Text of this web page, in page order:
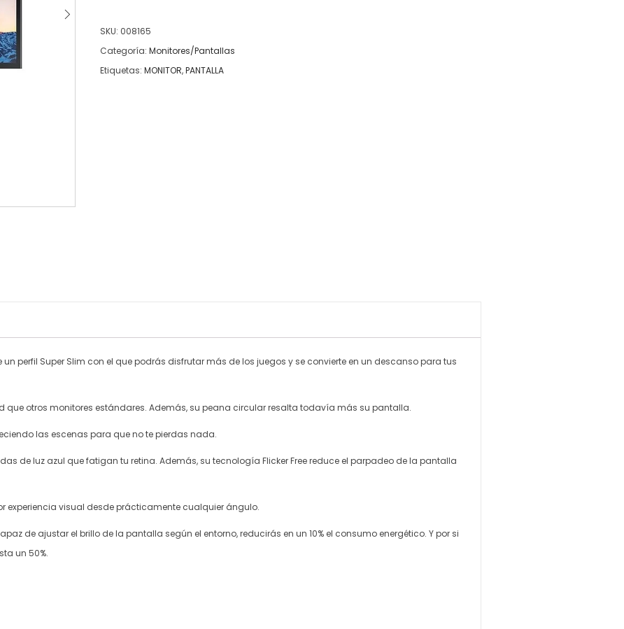
SKU: 008165
Categoría: Monitores/Pantallas
Etiquetas: MONITOR,PANTALLA
un perfil Super Slim con el que podrás disfrutar más de los juegos y se convierte en un descanso para tus
otros monitores estándares. Además, su peana circular resalta todavía más su pantalla.
las escenas para que no te pierdas nada.
de luz azul que fatigan tu retina. Además, su tecnología Flicker Free reduce el parpadeo de la pantalla
experiencia visual desde prácticamente cualquier ángulo.
de ajustar el brillo de la pantalla según el entorno, reducirás en un 10% el consumo energético. Y por si
un 50%.